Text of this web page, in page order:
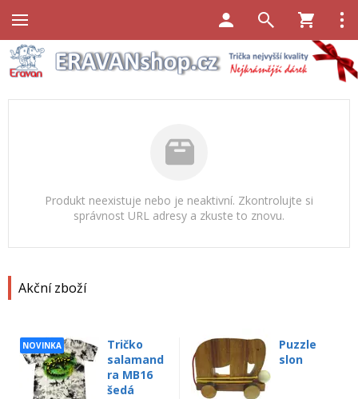
Akční zboží
NOVINKA
Tričko
salamand
ra MB16
šedá
Puzzle
slon
Produkt neexistuje nebo je neaktivní. Zkontrolujte si
správnost URL adresy a zkuste to znovu.